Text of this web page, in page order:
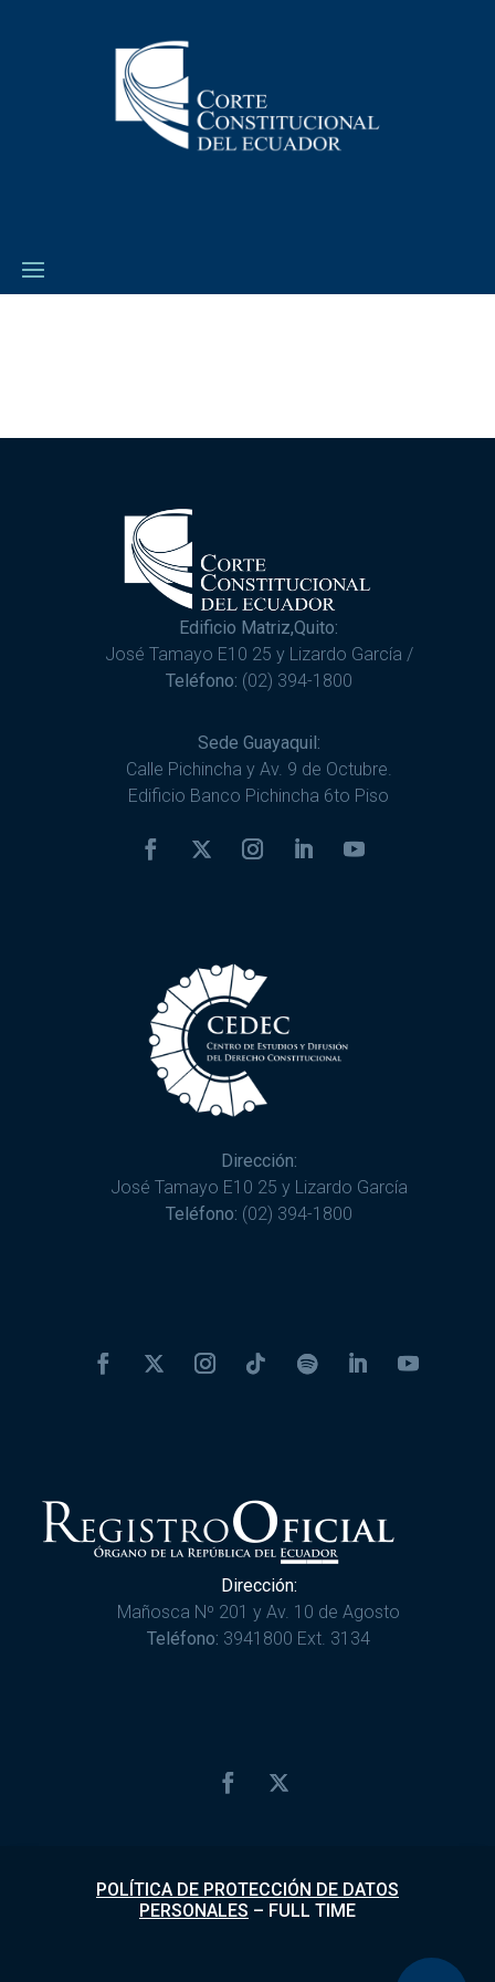
Edificio Matriz,Quito:
José Tamayo E10 25 y Lizardo García /
Teléfono: (02) 394-1800
Sede Guayaquil:
Calle Pichincha y Av. 9 de Octubre.
Edificio Banco Pichincha 6to Piso
Dirección:
José Tamayo E10 25 y Lizardo García
Teléfono: (02) 394-1800
Dirección:
Mañosca Nº 201 y Av. 10 de Agosto
Teléfono: 3941800 Ext. 3134
POLÍTICA DE PROTECCIÓN DE DATOS
PERSONALES – FULL TIME